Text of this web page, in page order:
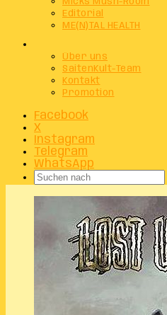
Editorial
ME(N)TAL HEALTH
Über uns
SaitenKult-Team
Kontakt
Promotion
Facebook
X
Instagram
Telegram
WhatsApp